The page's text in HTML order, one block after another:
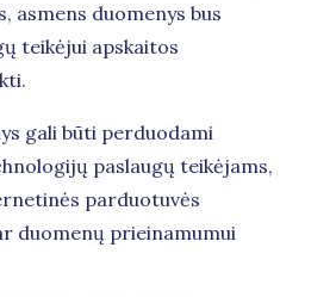
asmens duomenys bus
teikėjui apskaitos
gali būti perduodami
paslaugų teikėjams,
parduotuvės
duomenų prieinamumui